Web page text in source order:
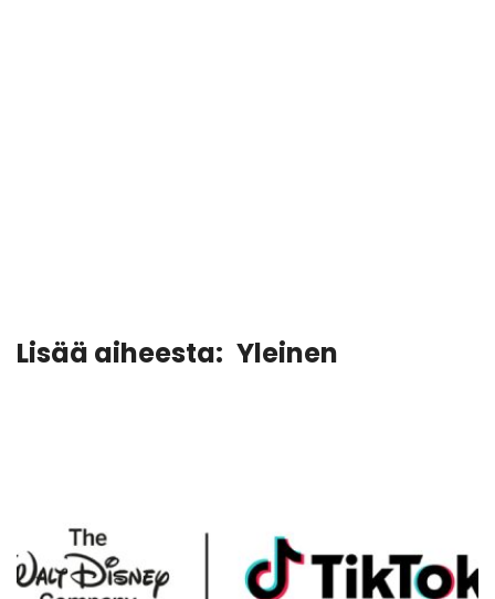
Lisää aiheesta: Yleinen